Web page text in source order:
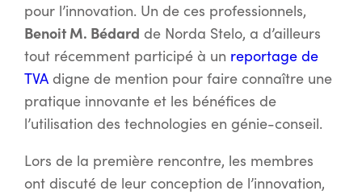
pour l’innovation. Un de ces professionnels,
Benoit M. Bédard de Norda Stelo, a d’ailleurs
tout récemment participé à un reportage de
TVA digne de mention pour faire connaître une
pratique innovante et les bénéfices de
l’utilisation des technologies en génie-conseil.
Lors de la première rencontre, les membres
ont discuté de leur conception de l’innovation,